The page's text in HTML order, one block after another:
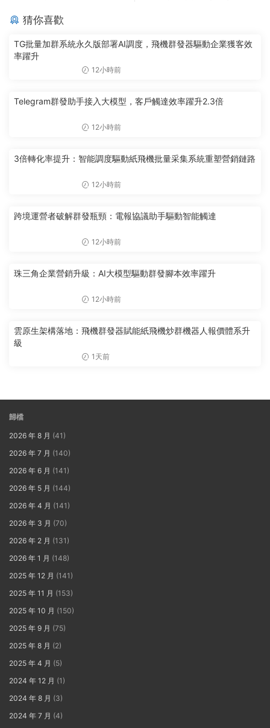
猜你喜歡
TG批量加群系統永久版部署AI調度，飛機群發器驅動企業獲客效
率躍升
12小時前
Telegram群發助手接入大模型，客戶觸達效率躍升2.3倍
12小時前
3倍轉化率提升：智能調度驅動紙飛機批量采集系統重塑營銷鏈路
12小時前
跨境運營者破解群發瓶頸：電報協議助手驅動智能觸達
12小時前
珠三角企業營銷升級：AI大模型驅動群發腳本效率躍升
12小時前
雲原生架構落地：飛機群發器賦能紙飛機炒群機器人報價體系升
級
1天前
歸檔
2026 年 8 月 (41)
2026 年 7 月 (140)
2026 年 6 月 (141)
2026 年 5 月 (144)
2026 年 4 月 (141)
2026 年 3 月 (70)
2026 年 2 月 (131)
2026 年 1 月 (148)
2025 年 12 月 (141)
2025 年 11 月 (153)
2025 年 10 月 (150)
2025 年 9 月 (75)
2025 年 8 月 (2)
2025 年 4 月 (5)
2024 年 12 月 (1)
2024 年 8 月 (3)
2024 年 7 月 (4)